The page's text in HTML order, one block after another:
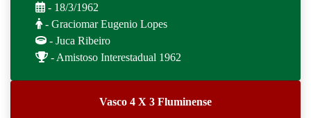
- 18/3/1962
- Graciomar Eugenio Lopes
- Juca Ribeiro
- Amistoso Interestadual 1962
Vasco 4 X 3 Fluminense